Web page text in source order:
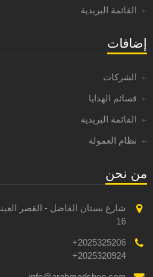
القائمة البريدية
إضافات
الشركات
قسائم الهدايا
القائمة البريدية
نظام العمولة
من نحن
شارع بستان الفاضل - القصر
16
2025325206+
2025320924+